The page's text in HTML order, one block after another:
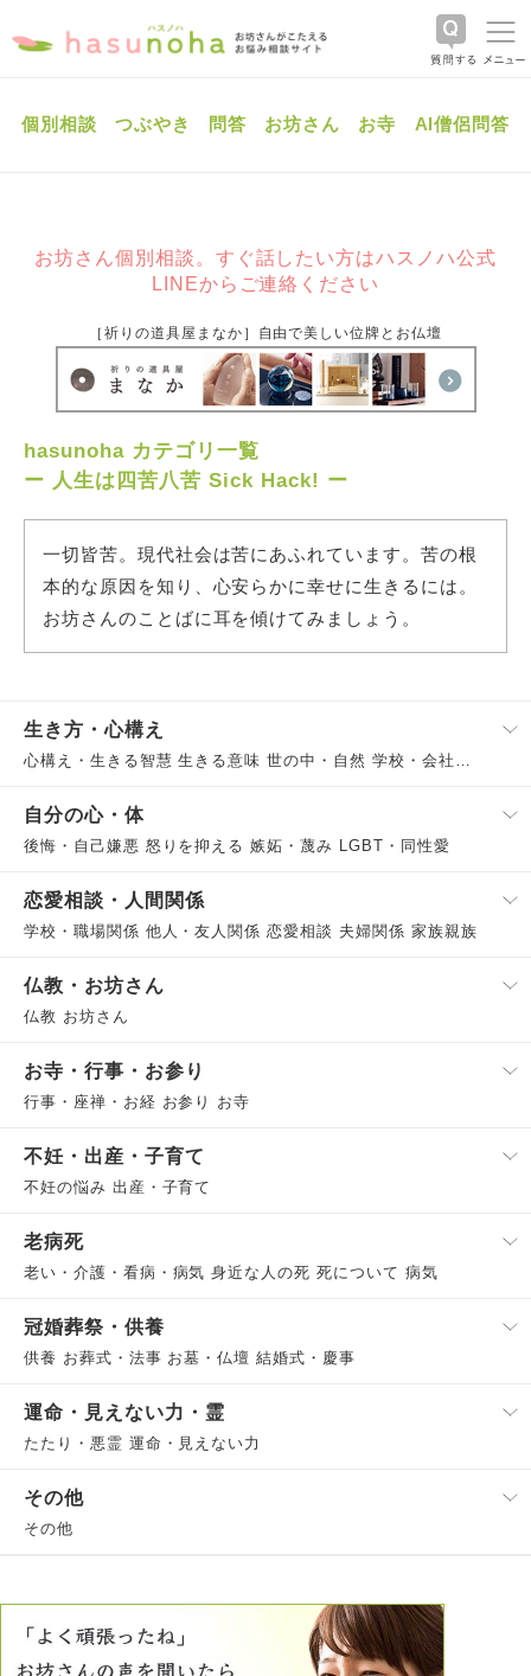
個別相談 つぶやき 問答 お坊さん お寺 AI僧侶問答
お坊さん個別相談。すぐ話したい方はハスノハ公式
LINEからご連絡ください
［祈りの道具屋まなか］自由で美しい位牌とお仏壇
hasunoha カテゴリ一覧
ー 人生は四苦八苦 Sick Hack! ー
一切皆苦。現代社会は苦にあふれています。苦の根
本的な原因を知り、心安らかに幸せに生きるには。
お坊さんのことばに耳を傾けてみましょう。
生き方・心構え
心構え・生きる智慧 生きる意味 世の中・自然 学校・会社・働く
自分の心・体
後悔・自己嫌悪 怒りを抑える 嫉妬・蔑み LGBT・同性愛
恋愛相談・人間関係
学校・職場関係 他人・友人関係 恋愛相談 夫婦関係 家族親族
仏教・お坊さん
仏教 お坊さん
お寺・行事・お参り
行事・座禅・お経 お参り お寺
不妊・出産・子育て
不妊の悩み 出産・子育て
老病死
老い・介護・看病・病気 身近な人の死 死について 病気
冠婚葬祭・供養
供養 お葬式・法事 お墓・仏壇 結婚式・慶事
運命・見えない力・霊
たたり・悪霊 運命・見えない力
その他
その他